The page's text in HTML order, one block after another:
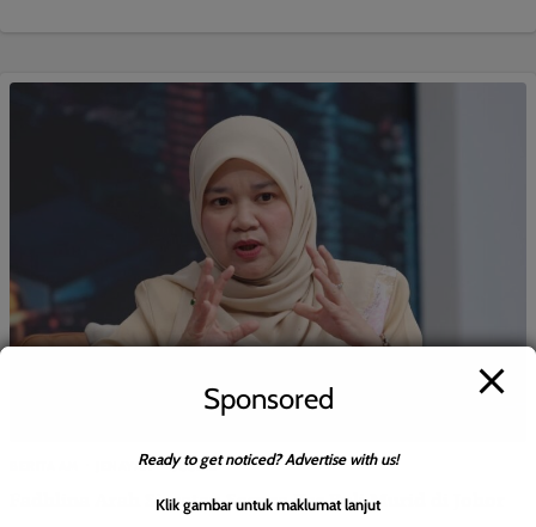
JENAYAH SOSIAL
Fadhlina Arah Siasatan Segera Kes Buli Murid di Johor
Sponsored
Ready to get noticed? Advertise with us!
Klik gambar untuk maklumat lanjut